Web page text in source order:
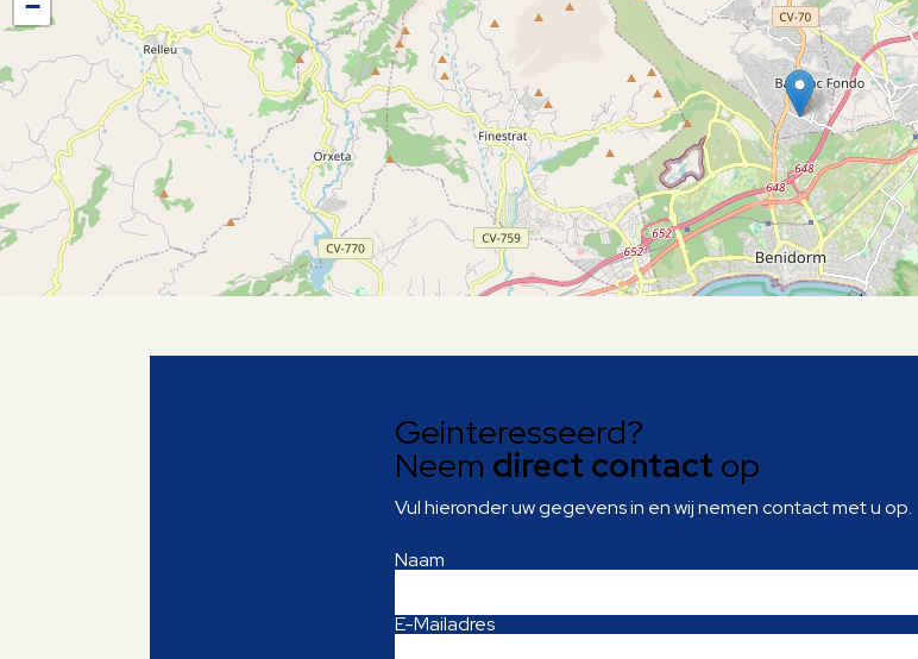
−
Geinteresseerd?
Neem direct contact op
Vul hieronder uw gegevens in en wij nemen contact met u op.
Naam
E-Mailadres